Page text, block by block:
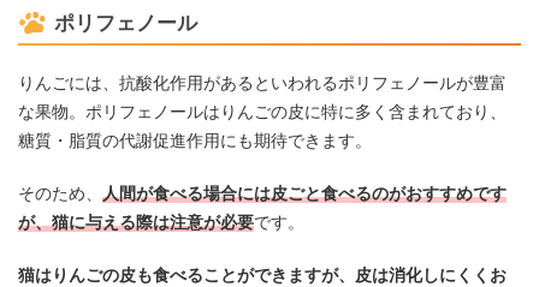
ポリフェノール
りんごには、抗酸化作用があるといわれるポリフェノールが豊富
な果物。ポリフェノールはりんごの皮に特に多く含まれており、
糖質・脂質の代謝促進作用にも期待できます。
そのため、 人間が食べる場合には皮ごと食べるのがおすすめです
が、猫に与える際は注意が必要です。
猫はりんごの皮も食べることができますが、皮は消化しにくくお